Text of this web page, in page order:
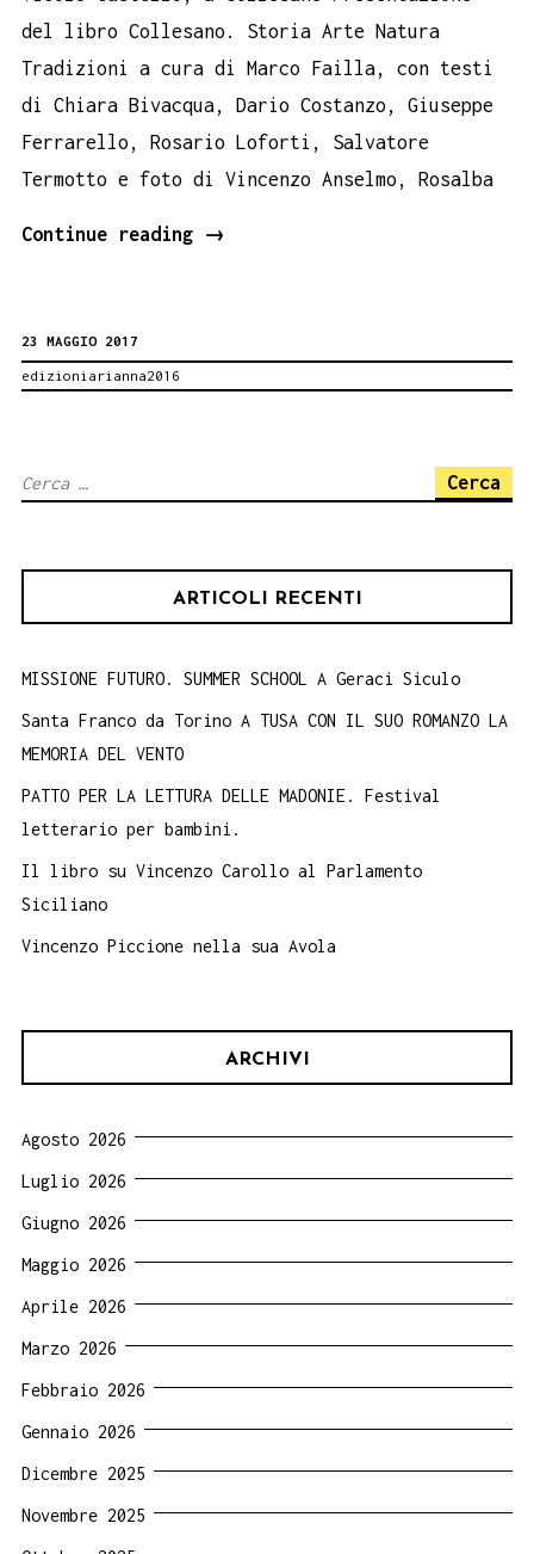
del libro Collesano. Storia Arte Natura
Tradizioni a cura di Marco Failla, con testi
di Chiara Bivacqua, Dario Costanzo, Giuseppe
Ferrarello, Rosario Loforti, Salvatore
Termotto e foto di Vincenzo Anselmo, Rosalba
Continue reading
Collesano
→
23 MAGGIO 2017
edizioniarianna2016
Ricerca
ARTICOLI RECENTI
MISSIONE FUTURO. SUMMER SCHOOL A Geraci Siculo
Santa Franco da Torino A TUSA CON IL SUO ROMANZO LA
MEMORIA DEL VENTO
PATTO PER LA LETTURA DELLE MADONIE. Festival
letterario per bambini.
Il libro su Vincenzo Carollo al Parlamento
Siciliano
Vincenzo Piccione nella sua Avola
ARCHIVI
Agosto 2026
Luglio 2026
Giugno 2026
Maggio 2026
Aprile 2026
Marzo 2026
Febbraio 2026
Gennaio 2026
Dicembre 2025
Novembre 2025